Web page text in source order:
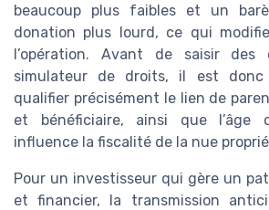
beaucoup plus faibles et un
donation plus lourd, ce qui
l’opération. Avant de saisir
simulateur de droits, il est donc
qualifier précisément le lien de
et bénéficiaire, ainsi que l’âge
influence la fiscalité de la nue
Pour un investisseur qui gère un
et financier, la transmission